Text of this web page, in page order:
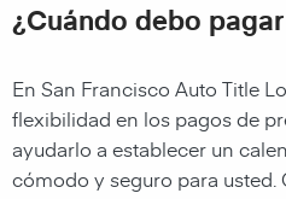
¿Cuándo debo
En San Francisco Auto Title
flexibilidad en los pagos de
ayudarlo a establecer un
cómodo y seguro para usted.